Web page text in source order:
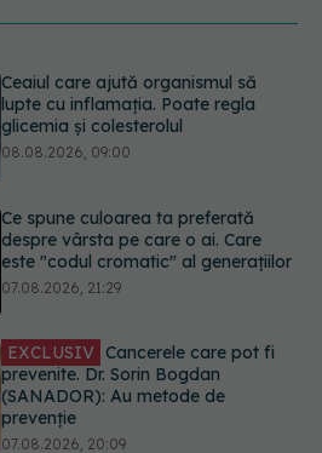
Ce spune culoarea ta preferată
despre vârsta pe care o ai. Care
este "codul cromatic" al generațiilor
07.08.2026, 21:29
EXCLUSIV Cancerele care pot fi
prevenite. Dr. Sorin Bogdan
(SANADOR): Au metode de
prevenție
Testul din deget care ar putea
indica riscul pentru 8 boli majore
07.08.2026, 18:34